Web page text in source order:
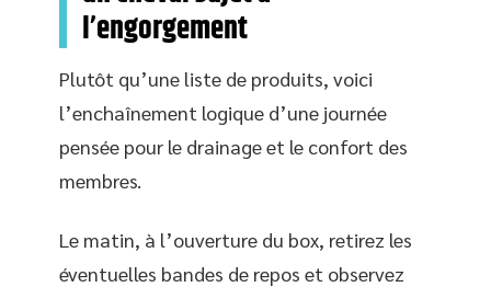
l’engorgement
Plutôt qu’une liste de produits, voici
l’enchaînement logique d’une journée
pensée pour le drainage et le confort des
membres.
Le matin, à l’ouverture du box, retirez les
éventuelles bandes de repos et observez